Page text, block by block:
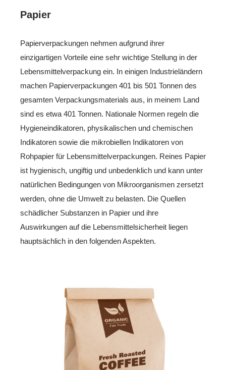
Papier
Papierverpackungen nehmen aufgrund ihrer
einzigartigen Vorteile eine sehr wichtige Stellung in der
Lebensmittelverpackung ein. In einigen Industrieländern
machen Papierverpackungen 401 bis 501 Tonnen des
gesamten Verpackungsmaterials aus, in meinem Land
sind es etwa 401 Tonnen. Nationale Normen regeln die
Hygieneindikatoren, physikalischen und chemischen
Indikatoren sowie die mikrobiellen Indikatoren von
Rohpapier für Lebensmittelverpackungen. Reines Papier
ist hygienisch, ungiftig und unbedenklich und kann unter
natürlichen Bedingungen von Mikroorganismen zersetzt
werden, ohne die Umwelt zu belasten. Die Quellen
schädlicher Substanzen in Papier und ihre
Auswirkungen auf die Lebensmittelsicherheit liegen
hauptsächlich in den folgenden Aspekten.